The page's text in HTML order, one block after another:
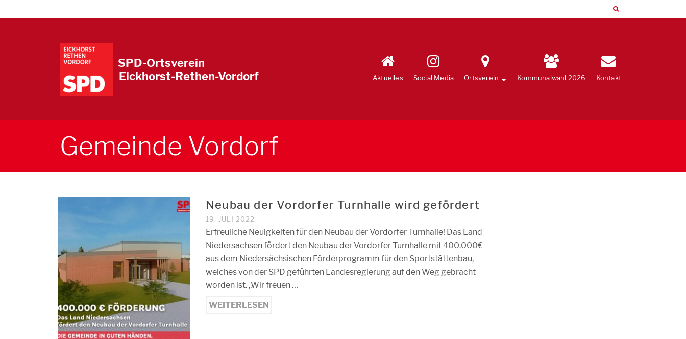
SPD-Ortsverein
Eickhorst-Rethen-Vordorf
Aktuelles Social Media Ortsverein Kommunalwahl 2026 Kontakt
Gemeinde Vordorf
Neubau der Vordorfer Turnhalle wird gefördert
19. JULI 2022
Erfreuliche Neuigkeiten für den Neubau der Vordorfer Turnhalle! Das Land
Niedersachsen fördert den Neubau der Vordorfer Turnhalle mit 400.000€
aus dem Niedersächsischen Förderprogramm für den Sportstättenbau,
welches von der SPD geführten Landesregierung auf den Weg gebracht
worden ist. ,,Wir freuen …
WEITERLESEN